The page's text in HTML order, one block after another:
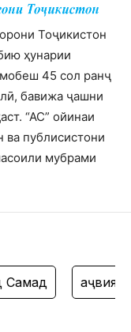
Тоҷикистон
ҳунарии
45 сол ранҷ
бавижа ҷашни
“АС” ойинаи
публисистони
мубрами
ҳаҷвия